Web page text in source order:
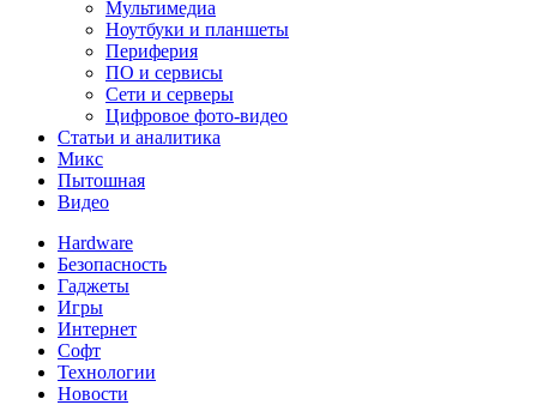
Мультимедиа
Ноутбуки и планшеты
Периферия
ПО и сервисы
Сети и серверы
Цифровое фото-видео
Статьи и аналитика
Микс
Пытошная
Видео
Hardware
Безопасность
Гаджеты
Игры
Интернет
Софт
Технологии
Новости